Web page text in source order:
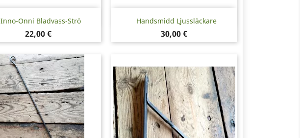
Inno-Onni Bladvass-Strö
Pris
22,00 €
Snabbvy Handsmidd Ljussläckare
Pris
30,00 €
Snabbvy